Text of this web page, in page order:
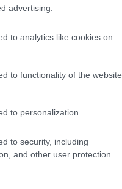
advertising.
to analytics like cookies on
to functionality of the website
to personalization.
to security, including
and other user protection.
από τις
Από το 1994
και για
στην
Channel
15 χρόνια.